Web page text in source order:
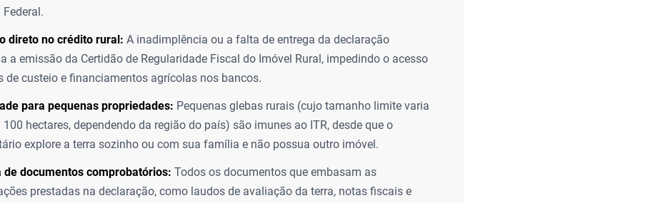
Federal.
direto no crédito rural: A inadimplência ou a falta de entrega da declaração
a emissão da Certidão de Regularidade Fiscal do Imóvel Rural, impedindo o acesso
de custeio e financiamentos agrícolas nos bancos.
para pequenas propriedades: Pequenas glebas rurais (cujo tamanho limite varia
100 hectares, dependendo da região do país) são imunes ao ITR, desde que o
explore a terra sozinho ou com sua família e não possua outro imóvel.
de documentos comprobatórios: Todos os documentos que embasam as
prestadas na declaração, como laudos de avaliação da terra, notas fiscais e